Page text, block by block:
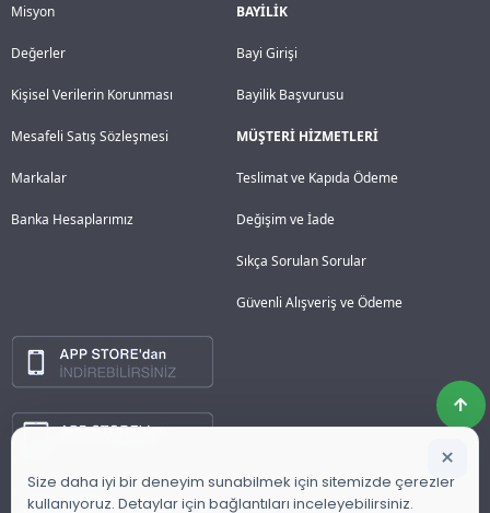
Misyon
Değerler
Kişisel Verilerin Korunması
Mesafeli Satış Sözleşmesi
Markalar
Banka Hesaplarımız
BAYİLİK
Bayi Girişi
Bayilik Başvurusu
MÜŞTERİ HİZMETLERİ
Teslimat ve Kapıda Ödeme
Değişim ve İade
Sıkça Sorulan Sorular
Güvenli Alışveriş ve Ödeme
Size daha iyi bir deneyim sunabilmek için sitemizde çerezler
kullanıyoruz. Detaylar için bağlantıları inceleyebilirsiniz.
×